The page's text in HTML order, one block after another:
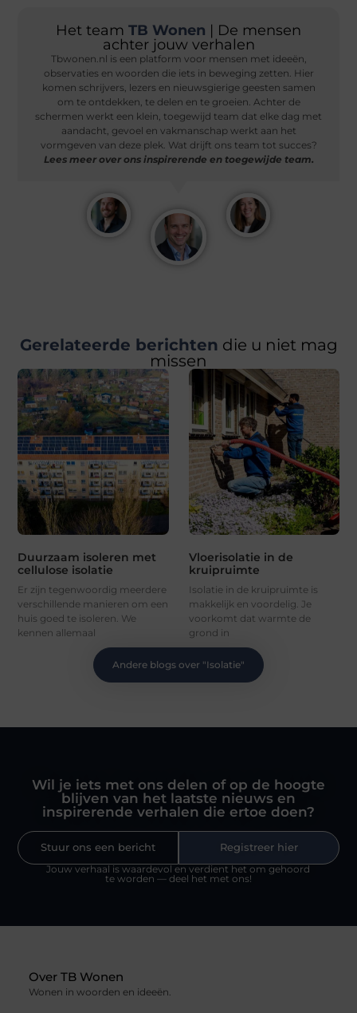
Het team TB Wonen | De mensen
achter jouw verhalen
Tbwonen.nl is een platform voor mensen met ideeën,
observaties en woorden die iets in beweging zetten. Hier
komen schrijvers, lezers en nieuwsgierige geesten samen
om te ontdekken, te delen en te groeien. Achter de
schermen werkt een klein, toegewijd team dat elke dag met
aandacht, gevoel en vakmanschap werkt aan het
vormgeven van deze plek. Wat drijft ons team tot succes?
Lees meer over ons inspirerende en toegewijde team.
Gerelateerde berichten die u niet mag
missen
Duurzaam isoleren met
cellulose isolatie
Er zijn tegenwoordig meerdere
verschillende manieren om een
huis goed te isoleren. We
kennen allemaal
Vloerisolatie in de
kruipruimte
Isolatie in de kruipruimte is
makkelijk en voordelig. Je
voorkomt dat warmte de
grond in
Andere blogs over "Isolatie"
Wil je iets met ons delen of op de hoogte
blijven van het laatste nieuws en
inspirerende verhalen die ertoe doen?
Stuur ons een bericht
Registreer hier
Jouw verhaal is waardevol en verdient het om gehoord
te worden — deel het met ons!
Over TB Wonen
Wonen in woorden en ideeën.